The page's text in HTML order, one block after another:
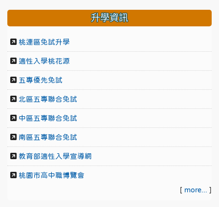
升學資訊
桃連區免試升學
適性入學桃花源
五專優先免試
北區五專聯合免試
中區五專聯合免試
南區五專聯合免試
教育部適性入學宣導網
桃園市高中職博覽會
[ more... ]